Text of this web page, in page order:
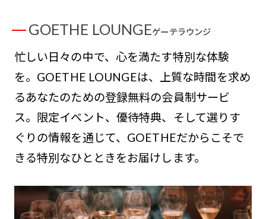
GOETHE LOUNGEゲーテラウンジ
忙しい日々の中で、心を満たす特別な体験
を。GOETHE LOUNGEは、上質な時間を求め
るあなたのための登録無料の会員制サービ
ス。限定イベント、優待特典、そして選りす
ぐりの情報を通じて、GOETHEだからこそで
きる特別なひとときをお届けします。